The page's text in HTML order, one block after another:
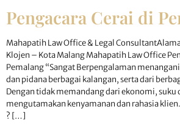
Pengacara Cerai di
Mahapatih Law Office & Legal
Klojen – Kota Malang Mahapatih Law Office
Pemalang “Sangat Berpengalaman
dan pidana berbagai kalangan, serta dari
Dengan tidak memandang dari ekonomi, suku
mengutamakan kenyamanan dan rahasia
? […]